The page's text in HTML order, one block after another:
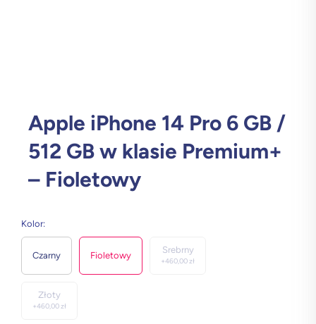
Apple iPhone 14 Pro 6 GB /
512 GB w klasie Premium+
– Fioletowy
Kolor:
Czarny Fioletowy
Srebrny
+460,00zł
Złoty
+460,00zł